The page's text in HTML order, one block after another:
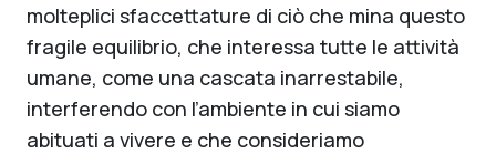
molteplici sfaccettature di ciò che mina questo
fragile equilibrio, che interessa tutte le attività
umane, come una cascata inarrestabile,
interferendo con l’ambiente in cui siamo
abituati a vivere e che consideriamo